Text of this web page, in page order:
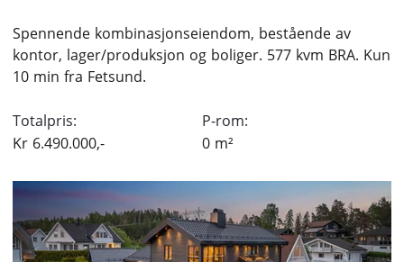
Spennende kombinasjonseiendom, bestående av
kontor, lager/produksjon og boliger. 577 kvm BRA. Kun
10 min fra Fetsund.
Totalpris:
Kr 6.490.000,-
P-rom:
0 m²